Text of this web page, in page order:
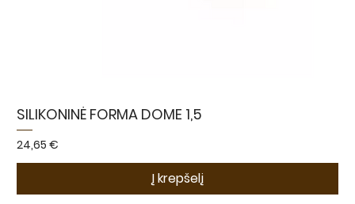
SILIKONINĖ FORMA DOME 1,5
Kaina
24,65 €
Į krepšelį